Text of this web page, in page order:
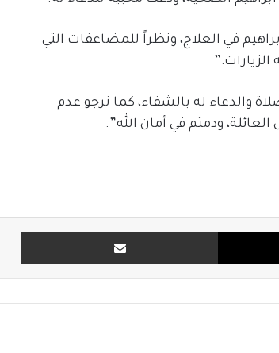
في العلاج، ونظراً للمضاعفات التي
والدعاء له بالشفاء، كما نرجو عدم
ودمتم في أمان الله”.
X مشاركة بالبريد